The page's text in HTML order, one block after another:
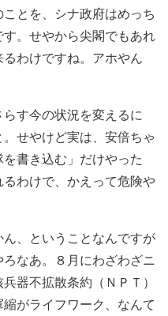
とを、シナ政府はめっち
。せやから尖閣でもあれ
わけですね。アホやん
す今の状況を変えるに
せやけど実は、安倍ちゃ
書き込む」だけやった
わけで、かえって危険や
、ということなんですが
なあ。８月にわざわざニ
器不拡散条約（ＮＰＴ）
がライフワーク、なんて